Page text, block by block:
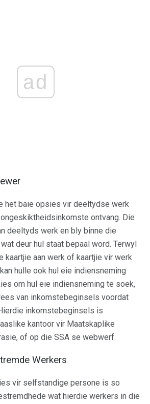
ad
het baie opsies vir deeltydse werk
ontvang. Die
deeltyds werk en bly binne die
deur hul staat bepaal word. Terwyl
kaartjie aan werk of kaartjie vir werk
hulle ook hul eie indiensneming
om hul eie indiensneming te soek,
van inkomstebeginsels voordat
inkomstebeginsels is
kantoor vir Maatskaplike
of op die SSA se webwerf.
Werkers
vir selfstandige persone is so
wat hierdie werkers in die